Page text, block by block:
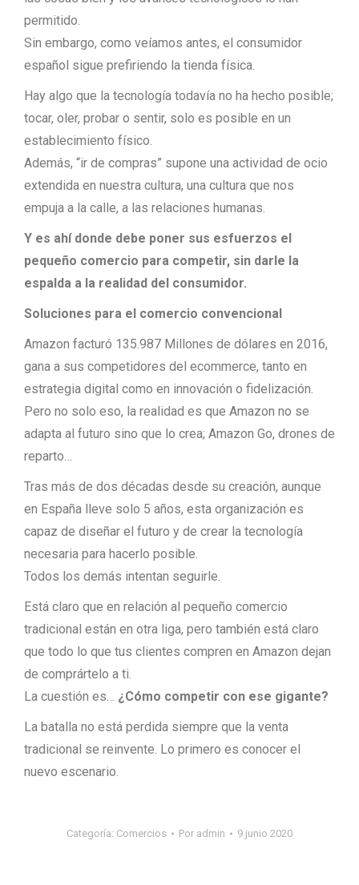
permitido.
Sin embargo, como veíamos antes, el consumidor
español sigue prefiriendo la tienda física.
Hay algo que la tecnología todavía no ha hecho posible;
tocar, oler, probar o sentir, solo es posible en un
establecimiento físico.
Además, “ir de compras” supone una actividad de ocio
extendida en nuestra cultura, una cultura que nos
empuja a la calle, a las relaciones humanas.
Y es ahí donde debe poner sus esfuerzos el
pequeño comercio para competir, sin darle la
espalda a la realidad del consumidor.
Soluciones para el comercio convencional
Amazon facturó 135.987 Millones de dólares en 2016,
gana a sus competidores del ecommerce, tanto en
estrategia digital como en innovación o fidelización.
Pero no solo eso, la realidad es que Amazon no se
adapta al futuro sino que lo crea; Amazon Go, drones de
reparto…
Tras más de dos décadas desde su creación, aunque
en España lleve solo 5 años, esta organización es
capaz de diseñar el futuro y de crear la tecnología
necesaria para hacerlo posible.
Todos los demás intentan seguirle.
Está claro que en relación al pequeño comercio
tradicional están en otra liga, pero también está claro
que todo lo que tus clientes compren en Amazon dejan
de comprártelo a ti.
La cuestión es… ¿Cómo competir con ese gigante?
La batalla no está perdida siempre que la venta
tradicional se reinvente. Lo primero es conocer el
nuevo escenario.
Categoría: Comercios Por admin 9 junio 2020